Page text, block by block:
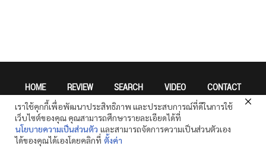
HOME REVIEW SEARCH VIDEO CONTACT
Privacy Policy
เราใช้คุกกี้เพื่อพัฒนาประสิทธิภาพ และประสบการณ์ที่ดีในการใช้
เว็บไซต์ของคุณ คุณสามารถศึกษารายละเอียดได้ที่
นโยบายความเป็นส่วนตัว และสามารถจัดการความเป็นส่วนตัวเอง
ได้ของคุณได้เองโดยคลิกที่ ตั้งค่า